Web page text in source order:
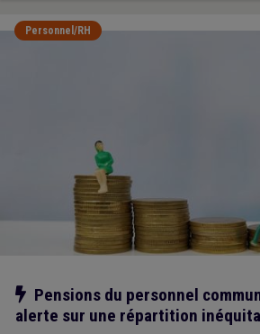
Personnel/RH
Notre action
Pensions du personnel
alerte sur une répartition